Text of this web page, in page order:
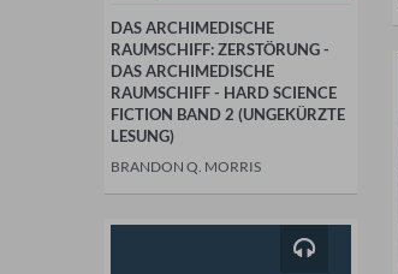
DAS ARCHIMEDISCHE
RAUMSCHIFF: ZERSTÖRUNG -
DAS ARCHIMEDISCHE
RAUMSCHIFF - HARD SCIENCE
FICTION BAND 2 (UNGEKÜRZTE
LESUNG)
BRANDON Q. MORRIS